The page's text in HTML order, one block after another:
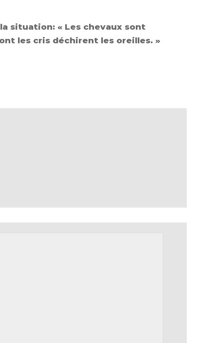
situation: « Les chevaux sont
les cris déchirent les oreilles. »